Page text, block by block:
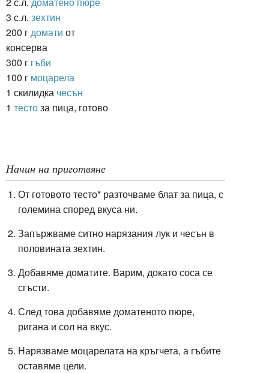
3 с.л. зехтин
200 г домати от
консерва
300 г гъби
100 г моцарела
1 скилидка чесън
1 тестоза пица, готово
Начин на приготвяне
От готовото тесто* разточваме блат за пица, с
големина според вкуса ни.
Запържваме ситно нарязания лук и чесън в
половината зехтин.
Добавяме доматите. Варим, докато соса се
сгъсти.
След това добавяме доматеното пюре,
ригана и сол на вкус.
Нарязваме моцарелата на кръгчета, а гъбите
оставяме цели.